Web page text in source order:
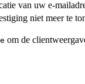
van uw e-
niet meer te
om de